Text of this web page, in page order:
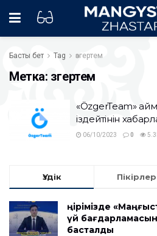
Басты бет Tag өзгертем
Метка: өзгертем
«ÖzgerTeam»
іздейтінін
06/10/2023 0
Үздік Пікірлер
Өңірімізде
үй
басталды